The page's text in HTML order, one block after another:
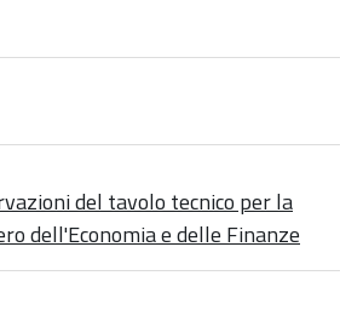
del tavolo tecnico per la
dell'Economia e delle Finanze